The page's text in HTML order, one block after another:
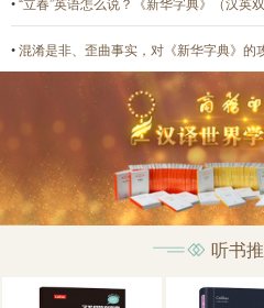
•混淆是非、歪曲事实，对《新华字典》的
听书